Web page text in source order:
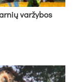
var­žy­bos